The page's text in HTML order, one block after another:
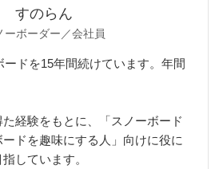
すのらん
ーボーダー／会社員
ードを15年間続けています。年間
経験をもとに、「スノーボード
ドを趣味にする人」向けに役に
しています。